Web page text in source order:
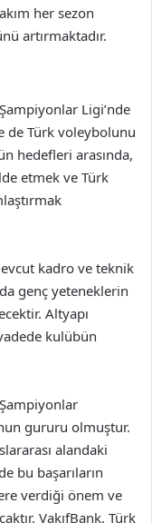
her sezon
artırmaktadır.
Ligi’nde
de Türk voleybolunu
hedefleri arasında,
etmek ve Türk
kadro ve teknik
genç yeteneklerin
Altyapı
kulübün
Şampiyonlar
gururu olmuştur.
alandaki
bu başarıların
verdiği önem ve
VakıfBank, Türk